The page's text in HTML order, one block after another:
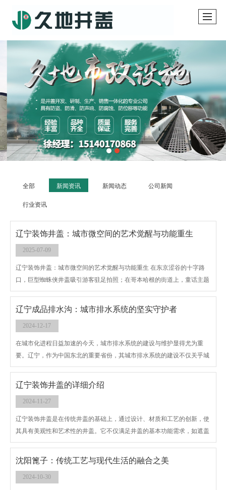
全部 新闻资讯 新闻动态 公司新闻
行业资讯
辽宁装饰井盖：城市微空间的艺术觉醒与功能重生
2025-07-09
辽宁装饰井盖：城市微空间的艺术觉醒与功能重生 在东京涩谷的十字路
口，巨型蜘蛛侠井盖吸引游客驻足拍照；在哥本哈根的街道上，童话主题
井盖成为城市导览的趣味坐标；在中国深圳的科技园区，太阳能发光井盖
在夜间勾勒出未来感的光影地图……当城市基础设施从“隐形存在”转变
美学价值与功能边界。这场始于20世纪末的城市微更新运动，不仅让井盖
从“城市伤疤”蜕变为“文化名片”，更探索出一条基础设施艺术化、功能复
合化的创新路径。
辽宁成品排水沟：城市排水系统的坚实守护者
2024-12-17
在城市化进程日益加速的今天，城市排水系统的建设与维护显得尤为重
要。辽宁，作为中国东北的重要省份，其城市排水系统的建设不仅关乎城
市生活的正常运行，更直接影响到居民的生活质量和城市的可持续发展。
其中，辽宁成品排水沟作为城市排水系统的重要组成部分，以其高 效、耐
辽宁装饰井盖的详细介绍
2024-11-27
辽宁装饰井盖是在传统井盖的基础上，通过设计、材质和工艺的创新，使
其具有美观性和艺术性的井盖。它不仅满足井盖的基本功能需求，如遮盖
检查井、保护地下管线等，还通过图案、颜色、材质等多种设计元素，使
井盖与周围环境更加协调，提升整体视觉效果，成为城市景观的一部分。
沈阳篦子：传统工艺与现代生活的融合之美
2024-10-30